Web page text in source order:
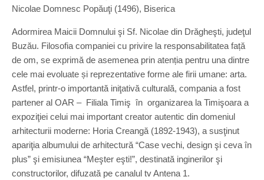
Nicolae Domnesc Popăuţi (1496), Biserica
Adormirea Maicii Domnului şi Sf. Nicolae din Drăgheşti, judeţul
Buzău. Filosofia companiei cu privire la responsabilitatea față
de om, se exprimă de asemenea prin atenția pentru una dintre
cele mai evoluate și reprezentative forme ale firii umane: arta.
Astfel, printr-o importantă iniţativă culturală, compania a fost
partener al OAR – Filiala Timiş în organizarea la Timişoara a
expoziţiei celui mai important creator autentic din domeniul
arhitecturii moderne: Horia Creangă (1892-1943), a susţinut
apariţia albumului de arhitectură “Case vechi, design şi ceva în
plus” şi emisiunea “Meşter eşti!”, destinată inginerilor şi
constructorilor, difuzată pe canalul tv Antena 1.